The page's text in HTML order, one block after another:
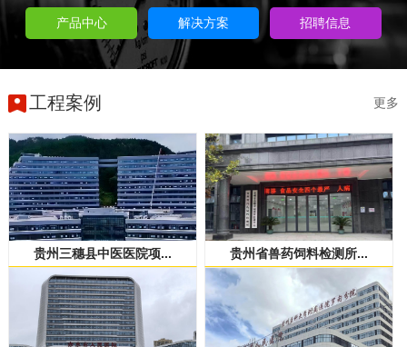
产品中心 解决方案 招聘信息
工程案例 更多
贵州三穗县中医医院项... 贵州省兽药饲料检测所...